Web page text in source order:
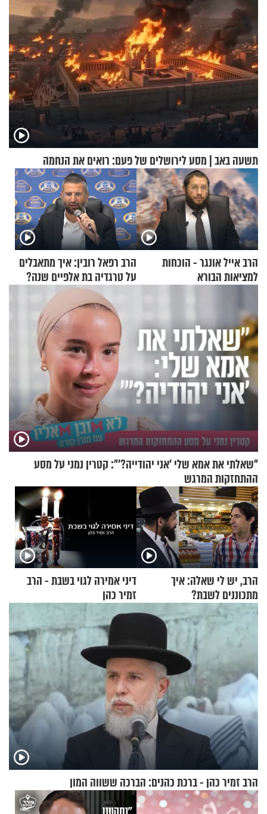
תשעה באב | מסע לירושלים של פעם: רואים את הנחמה
הרב אייל אונגר - הוכחות
למציאות הבורא
הרב רפאל רובין: איך מתאבלים
על טרגדיה בת אלפיים שנה?
"שאלתי את אמא שלי 'אני יהודייה?'": קטרין נמני על מסע
ההתחזקות המרגש
הרב, יש לי שאלה: איך
מתכוננים לשבת?
דיני אמירה לגוי בשבת - הרב
זמיר כהן
הרב זמיר כהן - ברכת כהנים: הברכה ששווה המון